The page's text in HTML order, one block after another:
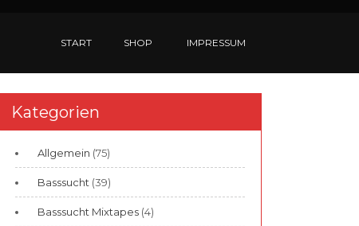
START SHOP IMPRESSUM
Kategorien
Allgemein (75)
Basssucht (39)
Basssucht Mixtapes (4)